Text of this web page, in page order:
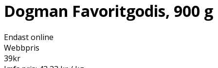
Dogman Favoritgodis, 900 g
Endast online
Webbpris
39kr